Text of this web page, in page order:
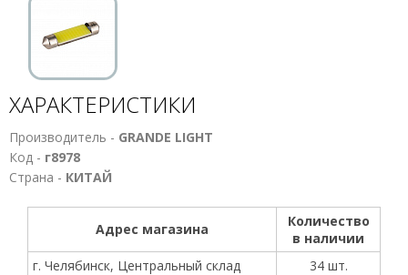
ХАРАКТЕРИСТИКИ
Производитель - GRANDE LIGHT
Код - г8978
Страна - КИТАЙ
Адрес магазина
Количество
в наличии
г. Челябинск, Центральный склад
34 шт.